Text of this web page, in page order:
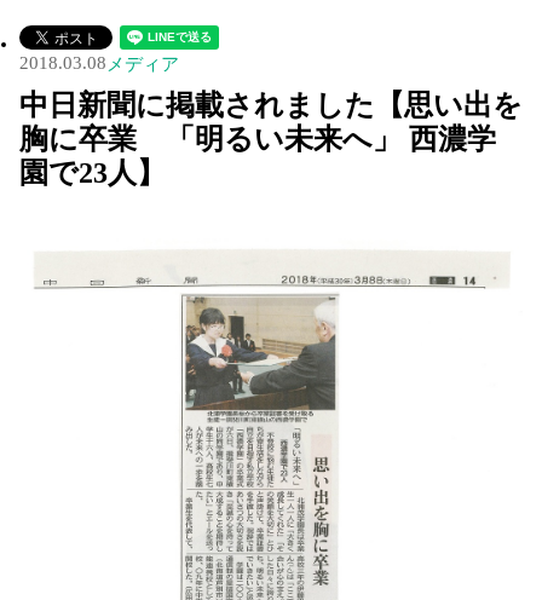
2018.03.08 メディア
中日新聞に掲載されました【思い出を
胸に卒業 「明るい未来へ」 西濃学
園で23人】